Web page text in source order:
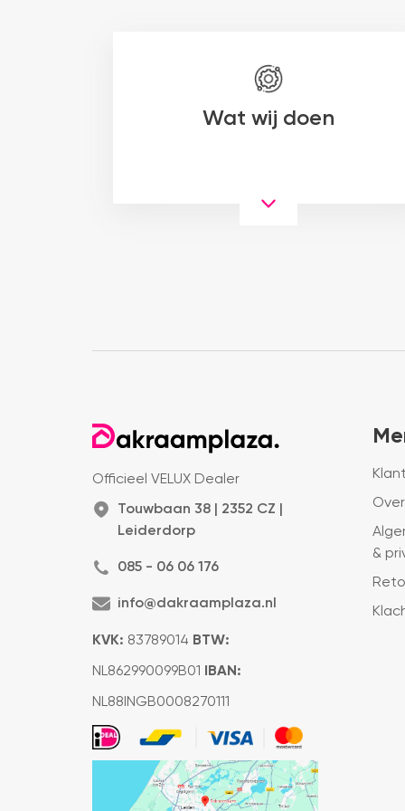
Wat wij doen
Officieel VELUX Dealer
Touwbaan 38 | 2352 CZ |
Leiderdorp
085 - 06 06 176
info@dakraamplaza.nl
KVK: 83789014 BTW:
NL862990099B01 IBAN:
NL88INGB0008270111
&